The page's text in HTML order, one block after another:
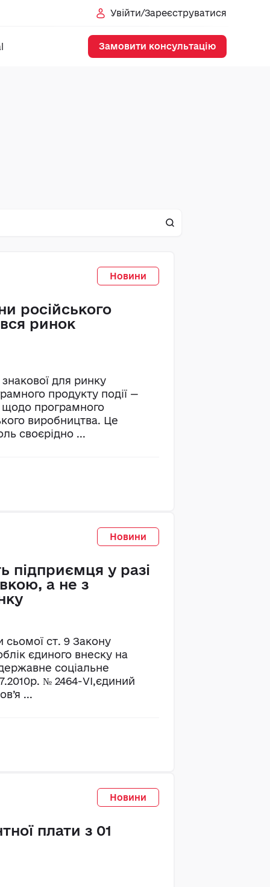
Увійти/Зареєструватися
Замовити консультацію
Новини
російського
ринок
для ринку
продукту події —
щодо програмного
виробництва. Це
своєрідно ...
Новини
підприємця у разі
а не з
сьомої ст. 9 Закону
єдиного внеску на
соціальне
№ 2464-VI,єдиний
...
Новини
плати з 01